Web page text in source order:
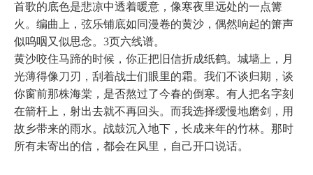
首歌的底色是悲凉中透着暖意，像寒夜里远处的一点篝
火。编曲上，弦乐铺底如同漫卷的黄沙，偶然响起的箫声
似呜咽又似思念。3页六线谱。
黄沙咬住马蹄的时候，你正把旧信折成纸鹤。城墙上，月
光薄得像刀刃，刮着战士们眼里的霜。我们不谈归期，谈
你窗前那株海棠，是否熬过了今春的倒寒。有人把名字刻
在箭杆上，射出去就不再回头。而我选择缓慢地磨剑，用
故乡带来的雨水。战鼓沉入地下，长成来年的竹林。那时
所有未寄出的信，都会在风里，自己开口说话。